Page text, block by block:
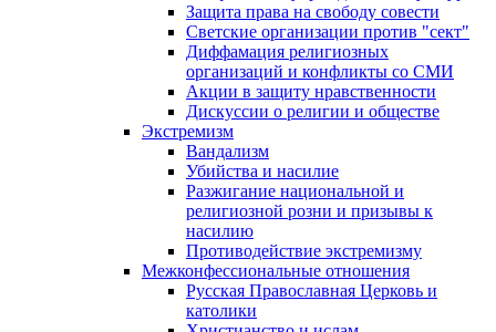
Защита права на свободу совести
Светские организации против "сект"
Диффамация религиозных
организаций и конфликты со СМИ
Акции в защиту нравственности
Дискуссии о религии и обществе
Экстремизм
Вандализм
Убийства и насилие
Разжигание национальной и
религиозной розни и призывы к
насилию
Противодействие экстремизму
Межконфессиональные отношения
Русская Православная Церковь и
католики